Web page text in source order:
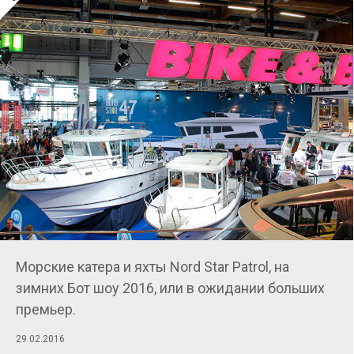
Морские катера и яхты Nord Star Patrol, на
зимних Бот шоу 2016, или в ожидании больших
премьер.
29.02.2016